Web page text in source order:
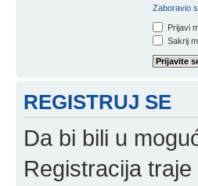
Zaboravio
Prijavi
Sakrij
REGISTRUJ SE
Da bi bili u
Registracija